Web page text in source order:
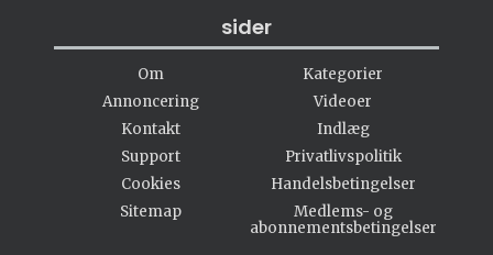
sider
Om
Annoncering
Kontakt
Support
Cookies
Sitemap
Kategorier
Videoer
Indlæg
Privatlivspolitik
Handelsbetingelser
Medlems- og
abonnementsbetingelser